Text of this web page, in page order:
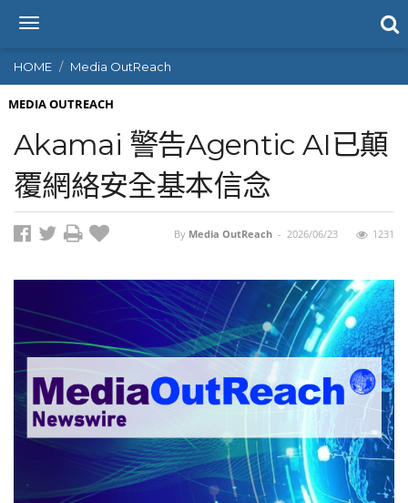
T
g
g
l
n
a
v
i
g
n
HOME Media OutReach
MEDIA OUTREACH
Akamai 警告Agentic AI已顛
覆網絡安全基本信念
By Media OutReach - 2026/06/23 1231